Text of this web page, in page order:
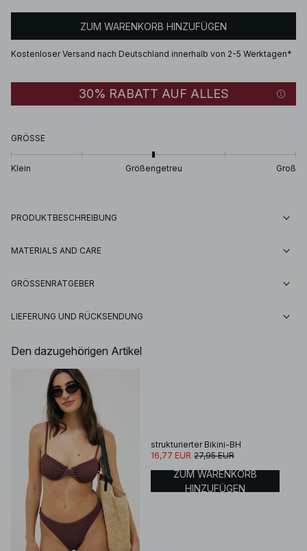
ZUM WARENKORB HINZUFÜGEN
Kostenloser Versand nach Deutschland innerhalb von 2-5 Werktagen*
30% RABATT AUF ALLES
GRÖSSE
Klein Größengetreu Groß
PRODUKTBESCHREIBUNG
MATERIALS AND CARE
GRÖSSENRATGEBER
LIEFERUNG UND RÜCKSENDUNG
Den dazugehörigen Artikel
strukturierter Bikini-BH
16,77 EUR 27,95 EUR
ZUM WARENKORB
HINZUFÜGEN